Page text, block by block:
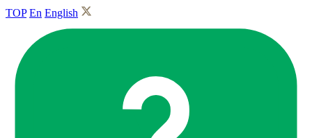
TOP En English